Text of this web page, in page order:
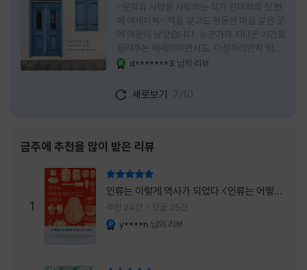
-문학과 사람을 사랑하는 작가 강미희의 첫 번
째 에세이북- 책을 덮고도 한동안 마음 깊은 곳
에 여운이 남았습니다. 누군가의 지나온 시간을
들려주는 에세이이면서도, 이상하리만치 읽는
사람 자신의 삶을 다시 돌아보게 만드는 책이었
으로 머물지 않고, 각자의 상처와 후회, 다 지나
온 줄 알았던 마음의 결을 가만히 비추는 거울
는다는 것, 대신 지나온 시간 속에서 비로소 알
있고 무너지지 않는 것보다 다시 일어서는 일이
더 중요하다는 사실을 담담하게 보여줍니다. 그
래서 읽는 내내 위로가 과장되지 않았고, 오히
려 그 절제된 진심 덕분에 더 오래 마음에 남았
습니다. 책 곳곳에
d*******3 님의 리뷰
새로보기 7/10
금주에 추천을 많이 받은 리뷰
1
인류는 이렇게 역사가 되었다 <인류는 어떻게
역사가 되었나>
추천 24건 댓글 25건
y****n 님의 리뷰